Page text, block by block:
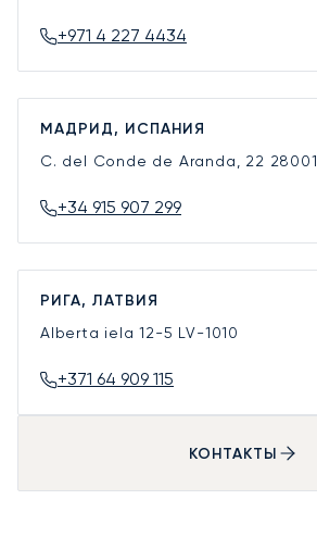
+971 4 227 4434
МАДРИД, ИСПАНИЯ
C. del Conde de Aranda, 22 28001
+34 915 907 299
РИГА, ЛАТВИЯ
Alberta iela 12-5 LV-1010
+371 64 909 115
КОНТАКТЫ